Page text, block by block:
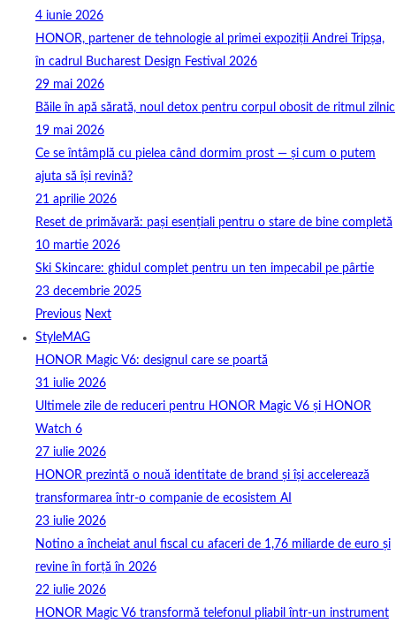
4 iunie 2026
HONOR, partener de tehnologie al primei expoziții Andrei Tripșa,
în cadrul Bucharest Design Festival 2026
29 mai 2026
Băile în apă sărată, noul detox pentru corpul obosit de ritmul zilnic
19 mai 2026
Ce se întâmplă cu pielea când dormim prost — și cum o putem
ajuta să își revină?
21 aprilie 2026
Reset de primăvară: pași esențiali pentru o stare de bine completă
10 martie 2026
Ski Skincare: ghidul complet pentru un ten impecabil pe pârtie
23 decembrie 2025
Previous Next
StyleMAG
HONOR Magic V6: designul care se poartă
31 iulie 2026
Ultimele zile de reduceri pentru HONOR Magic V6 și HONOR
Watch 6
27 iulie 2026
HONOR prezintă o nouă identitate de brand și își accelerează
transformarea într-o companie de ecosistem AI
23 iulie 2026
Notino a încheiat anul fiscal cu afaceri de 1,76 miliarde de euro și
revine în forță în 2026
22 iulie 2026
HONOR Magic V6 transformă telefonul pliabil într-un instrument